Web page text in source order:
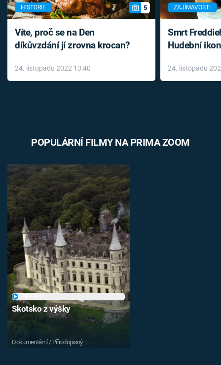
HISTORIE 5
Víte, proč se na Den
díkůvzdání jí zrovna krocan?
24. listopadu 2022 13:40
ZAJÍMAVOSTI
Smrt
Hudební
léky
24. listopadu
POPULÁRNÍ FILMY NA PRIMA ZOOM
Skotsko z výšky
Dokumentární / Přírodopisný